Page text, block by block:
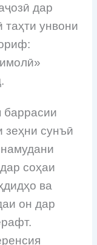
дар
унвони
зеҳни сунъӣ
соҳаи
ва
он дар